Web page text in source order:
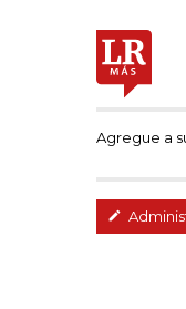
Agregue a